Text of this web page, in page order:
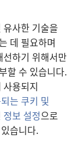
사한 기술을
데 필요하며
하기 위해서만
할 수 있습니다.
용되지
는 쿠키 및
정보 설정으로
습니다.
of Pennsylvania.
보호 설정